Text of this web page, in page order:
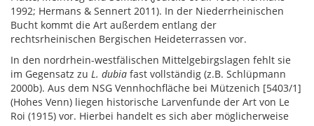
1992; Hermans & Sennert 2011). In der Niederrheinischen
Bucht kommt die Art außerdem entlang der
rechtsrheinischen Bergischen Heideterrassen vor.
In den nordrhein-westfälischen Mittelgebirgslagen fehlt sie
im Gegensatz zu L. dubia fast vollständig (z.B. Schlüpmann
2000b). Aus dem NSG Vennhochfläche bei Mützenich [5403/1]
(Hohes Venn) liegen historische Larvenfunde der Art von Le
Roi (1915) vor. Hierbei handelt es sich aber möglicherweise